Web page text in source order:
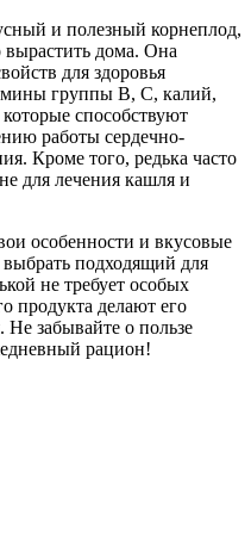
и полезный корнеплод,
вырастить дома. Она
для здоровья
группы В, С, калий,
способствуют
работы сердечно-
Кроме того, редька часто
для лечения кашля и
особенности и вкусовые
подходящий для
не требует особых
продукта делают его
забывайте о пользе
рацион!